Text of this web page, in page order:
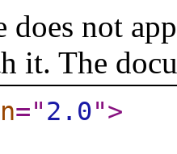
not
it. The
="2.0">